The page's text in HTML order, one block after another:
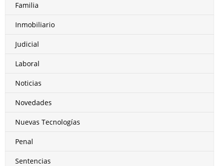
Familia
Inmobiliario
Judicial
Laboral
Noticias
Novedades
Nuevas Tecnologías
Penal
Sentencias